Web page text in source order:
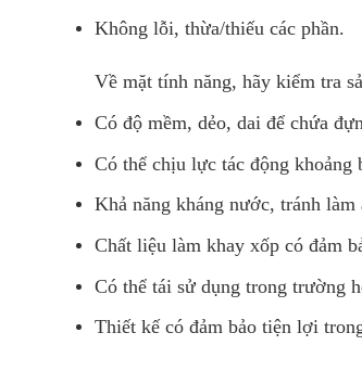
Không lỗi, thừa/thiếu các phần.
Về mặt tính năng, hãy kiểm tra
Có độ mềm, dẻo, dai để chứa
Có thể chịu lực tác động khoảng
Khả năng kháng nước, tránh
Chất liệu làm khay xốp có đảm
Có thể tái sử dụng trong trường
Thiết kế có đảm bảo tiện lợi